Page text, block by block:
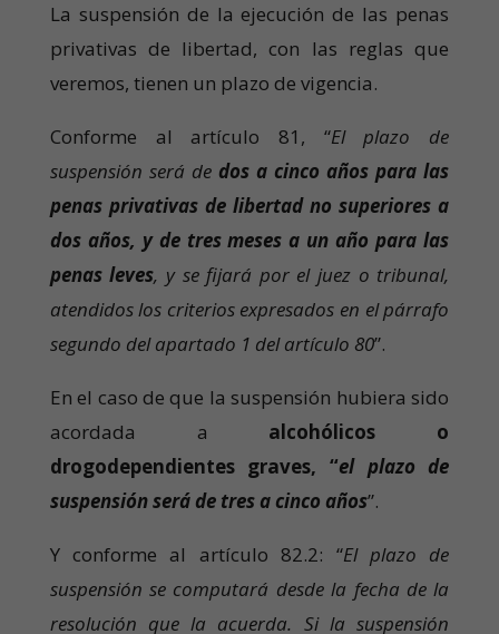
La suspensión de la ejecución de las penas
privativas de libertad, con las reglas que
veremos, tienen un plazo de vigencia.
Conforme al artículo 81, “El plazo de
suspensión será de dos a cinco años para las
penas privativas de libertad no superiores a
dos años, y de tres meses a un año para las
penas leves, y se fijará por el juez o tribunal,
atendidos los criterios expresados en el párrafo
segundo del apartado 1 del artículo 80”.
En el caso de que la suspensión hubiera sido
acordada a alcohólicos o
drogodependientes graves, “el plazo de
suspensión será de tres a cinco años”.
Y conforme al artículo 82.2: “El plazo de
suspensión se computará desde la fecha de la
resolución que la acuerda. Si la suspensión